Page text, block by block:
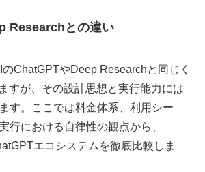
Researchとの違い
ChatGPTやDeep Researchと同じく
すが、その設計思想と実行能力には
す。ここでは料金体系、利用シー
行における自律性の観点から、
エコシステムを徹底比較しま